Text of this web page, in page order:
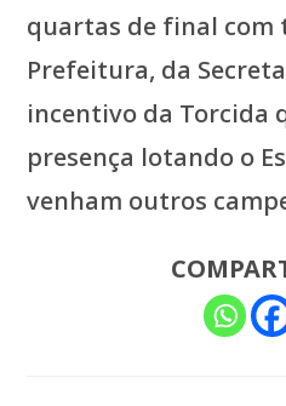
quartas de final com
Prefeitura, da
incentivo da Torcida
presença lotando o
venham outros